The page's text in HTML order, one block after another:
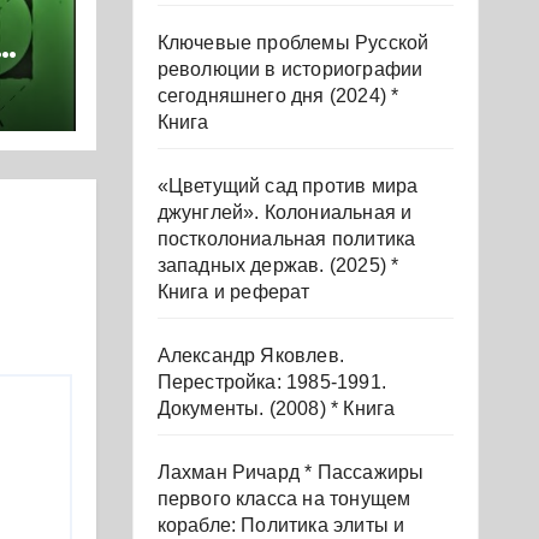
Ключевые проблемы Русской
революции в историографии
сегодняшнего дня (2024) *
Книга
«Цветущий сад против мира
джунглей». Колониальная и
постколониальная политика
западных держав. (2025) *
Книга и реферат
Александр Яковлев.
Перестройка: 1985-1991.
Документы. (2008) * Книга
Лахман Ричард * Пассажиры
первого класса на тонущем
корабле: Политика элиты и